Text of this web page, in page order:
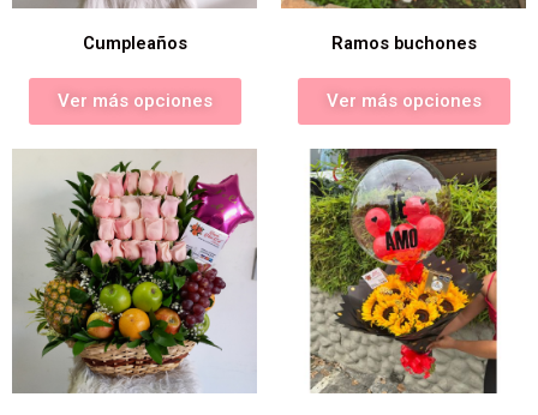
Cumpleaños
Ver más opciones
Ramos buchones
Ver más opciones